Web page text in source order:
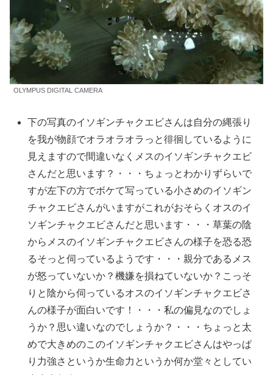
OLYMPUS DIGITAL CAMERA
下の写真のイソギンチャクエビさんは自分の縄張り
を我が物顔でオラオラオラっと徘徊しているように
見えますので間違いなくメスのイソギンチャクエビ
さんだと思います？・・・ちょっとわかりずらいで
すが左下の方でボケて写っている小さめのイソギン
チャクエビさんがいますがこれがおそらくオスのイ
ソギンチャクエビさんだと思います・・・草葉の陰
からメスのイソギンチャクエビさんの様子を恐る恐
るそっと伺っているようです・・・親分であるメス
が怒っていないか？機嫌を損ねていないか？こっそ
りと陰から伺っているオスのイソギンチャクエビさ
んの様子が面白いです！・・・私の偏見なのでしょ
うか？思い違いなのでしょうか？・・・ちょっと太
めで大きめのこのイソギンチャクエビさんはやっぱ
り力強さというか生命力というか何か堂々としてい